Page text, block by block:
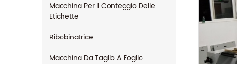
Macchina Per Il Conteggio Delle
Etichette
Ribobinatrice
Macchina Da Taglio A Foglio